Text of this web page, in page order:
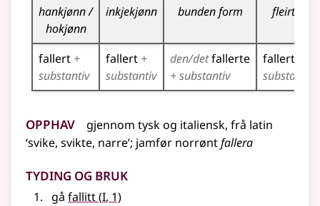
hankjønn /
hokjønn
inkjekjønn bunden form fleirtal
fallert +
substantiv
fallert +
substantiv
den/detfallerte
+ substantiv
fallerte
substantiv
Opphav gjennom tyskog italiensk, frå latin
‘svike, svikte, narre’; jamfør norrøntfallera
Tyding og bruk
gå fallitt(1
I, 1)